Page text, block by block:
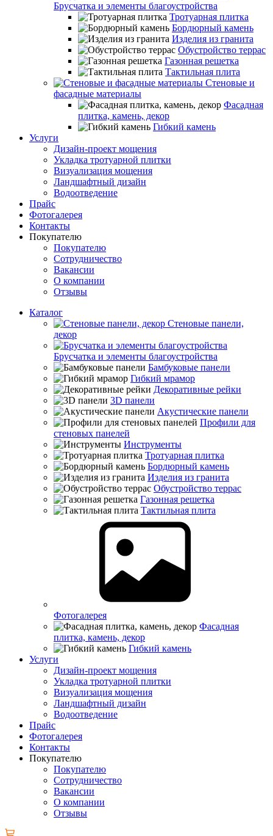
Брусчатка и элементы благоустройства
Тротуарная плитка
Бордюрный камень
Изделия из гранита
Обустройство террас
Газонная решетка
Тактильная плита
Стеновые и
фасадные материалы
Фасадная
плитка, камень, декор
Гибкий камень
Услуги
Дизайн-проект мощения
Укладка тротуарной плитки
Визуализация мощения
Ландшафтный дизайн
Водоотведение
Прайс
Фотогалерея
Контакты
Покупателю
Покупателю
Сотрудничество
Вакансии
О компании
Отзывы
Каталог
Стеновые панели,
декор
Брусчатка и элементы благоустройства
Бамбуковые панели
Гибкий мрамор
Декоративные рейки
3D панели
Акустические панели
Профили для
стеновых панелей
Инструменты
Тротуарная плитка
Бордюрный камень
Изделия из гранита
Обустройство террас
Газонная решетка
Тактильная плита
Фотогалерея
Фасадная
плитка, камень, декор
Гибкий камень
Услуги
Дизайн-проект мощения
Укладка тротуарной плитки
Визуализация мощения
Ландшафтный дизайн
Водоотведение
Прайс
Фотогалерея
Контакты
Покупателю
Покупателю
Сотрудничество
Вакансии
О компании
Отзывы